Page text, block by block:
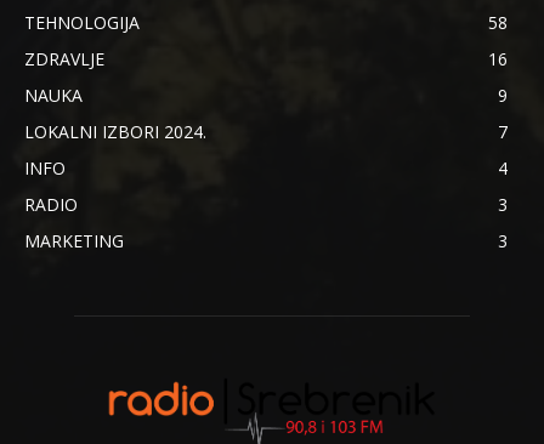
TEHNOLOGIJA
58
ZDRAVLJE
16
NAUKA
9
LOKALNI IZBORI 2024.
7
INFO
4
RADIO
3
MARKETING
3